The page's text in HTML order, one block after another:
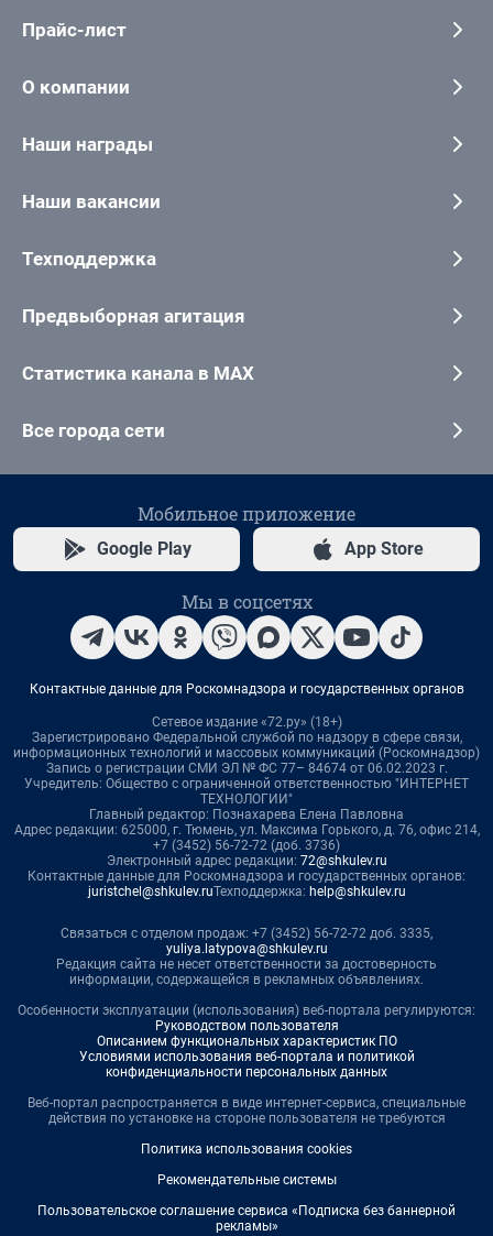
Прайс-лист
О компании
Наши награды
Наши вакансии
Техподдержка
Предвыборная агитация
Статистика канала в MAX
Все города сети
Мобильное приложение
Google Play App Store
Мы в соцсетях
Контактные данные для Роскомнадзора и государственных органов
Сетевое издание «72.ру» (18+)
Зарегистрировано Федеральной службой по надзору в сфере связи,
информационных технологий и массовых коммуникаций (Роскомнадзор)
Запись о регистрации СМИ ЭЛ № ФС 77– 84674 от 06.02.2023 г.
Учредитель: Общество с ограниченной ответственностью "ИНТЕРНЕТ
ТЕХНОЛОГИИ"
Главный редактор: Познахарева Елена Павловна
Адрес редакции: 625000, г. Тюмень, ул. Максима Горького, д. 76, офис 214,
+7 (3452) 56-72-72 (доб. 3736)
Электронный адрес редакции: 72@shkulev.ru
Контактные данные для Роскомнадзора и государственных органов:
juristchel@shkulev.ruТехподдержка: help@shkulev.ru
Связаться с отделом продаж: +7 (3452) 56-72-72 доб. 3335,
yuliya.latypova@shkulev.ru
Редакция сайта не несет ответственности за достоверность
информации, содержащейся в рекламных объявлениях.
Особенности эксплуатации (использования) веб-портала регулируются:
Руководством пользователя
Описанием функциональных характеристик ПО
Условиями использования веб-портала и политикой
конфиденциальности персональных данных
Веб-портал распространяется в виде интернет-сервиса, специальные
действия по установке на стороне пользователя не требуются
Политика использования cookies
Рекомендательные системы
Пользовательское соглашение сервиса «Подписка без баннерной
рекламы»